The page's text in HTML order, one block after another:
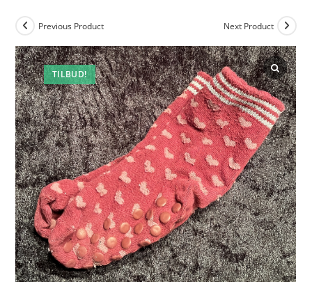
TILBUD!
Previous Product Next Product